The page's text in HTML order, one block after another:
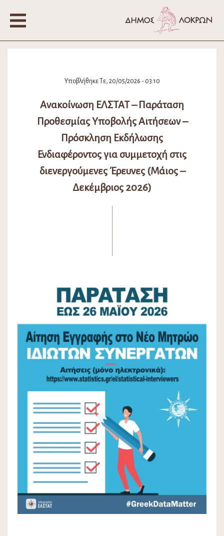
Υποβλήθηκε Τε, 20/05/2026 - 03:10
Ανακοίνωση ΕΛΣΤΑΤ – Παράταση
Προθεσμίας Υποβολής Αιτήσεων –
Πρόσκληση Εκδήλωσης
Ενδιαφέροντος για συμμετοχή στις
διενεργούμενες Έρευνες (Μάιος –
Δεκέμβριος 2026)